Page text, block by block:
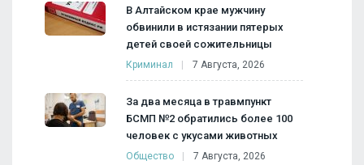
В Алтайском крае мужчину
обвинили в истязании пятерых
детей своей сожительницы
Криминал 7 Августа, 2026
За два месяца в травмпункт
БСМП №2 обратились более 100
человек с укусами животных
Общество 7 Августа, 2026